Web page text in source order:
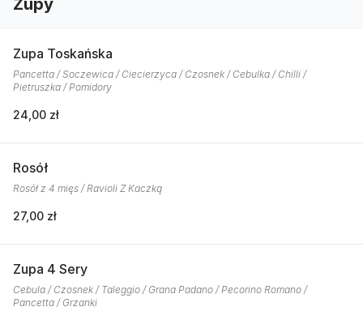
Zupy
Zupa Toskańska
Pancetta / Soczewica / Ciecierzyca / Czosnek / Cebulka / Chilli /
Pietruszka / Pomidory
24,00 zł
Rosół
Rosół z 4 mięs / Ravioli Z Kaczką
27,00 zł
Zupa 4 Sery
Cebula / Czosnek / Taleggio / Grana Padano / Pecorino Romano /
Pancetta / Grzanki